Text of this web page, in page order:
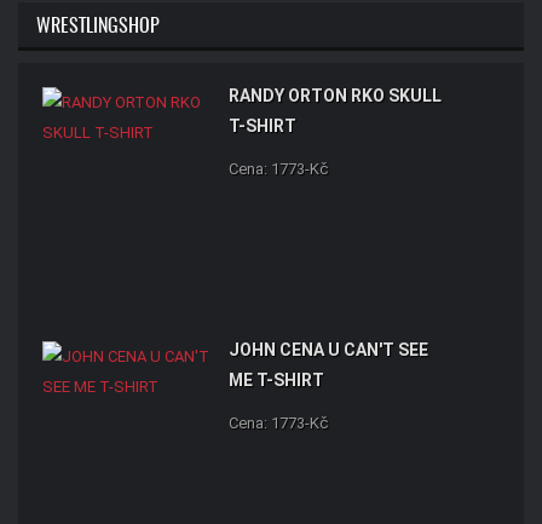
WRESTLINGSHOP
RANDY ORTON RKO SKULL
T-SHIRT
Cena: 1773-Kč
JOHN CENA U CAN'T SEE
ME T-SHIRT
Cena: 1773-Kč